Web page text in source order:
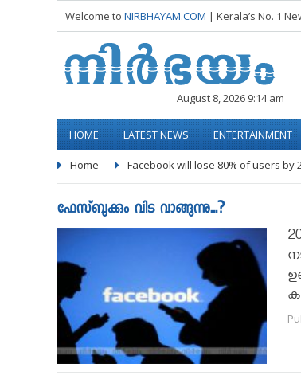
Welcome to NIRBHAYAM.COM | Kerala’s No. 1
August 8, 2026 9:14 am
HOME LATEST NEWS ENTERTAINMENT
Home Facebook will lose 80% of users by
ഫേസ്ബുക്കും വിട വാങ്ങുന്നു...?